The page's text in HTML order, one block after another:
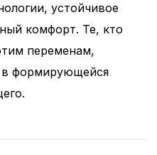
устойчивое
комфорт. Те, кто
переменам,
в формирующейся